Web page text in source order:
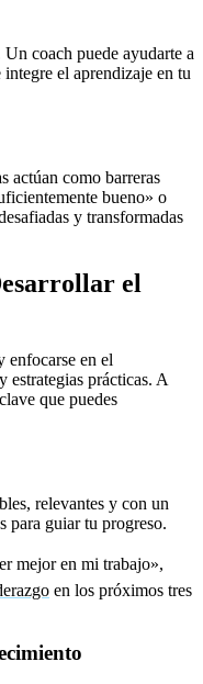
coach puede ayudarte a
el aprendizaje en tu
actúan como barreras
bueno» o
y transformadas
el
enfocarse en el
estrategias prácticas. A
que puedes
relevantes y con un
para guiar tu progreso.
mejor en mi trabajo»,
en los próximos tres